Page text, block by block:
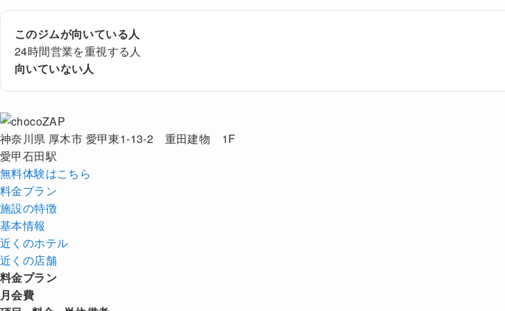
このジムが向いている人
24時間営業を重視する人
向いていない人
神奈川県 厚木市 愛甲東1-13-2 重田建物 1F
愛甲石田駅
無料体験はこちら
料金プラン
施設の特徴
基本情報
近くのホテル
近くの店舗
料金プラン
月会費